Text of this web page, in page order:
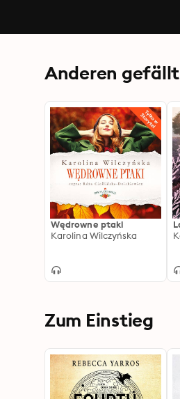
Anderen
Wędrowne ptaki
Karolina Wilczyńska
Zum Einstieg